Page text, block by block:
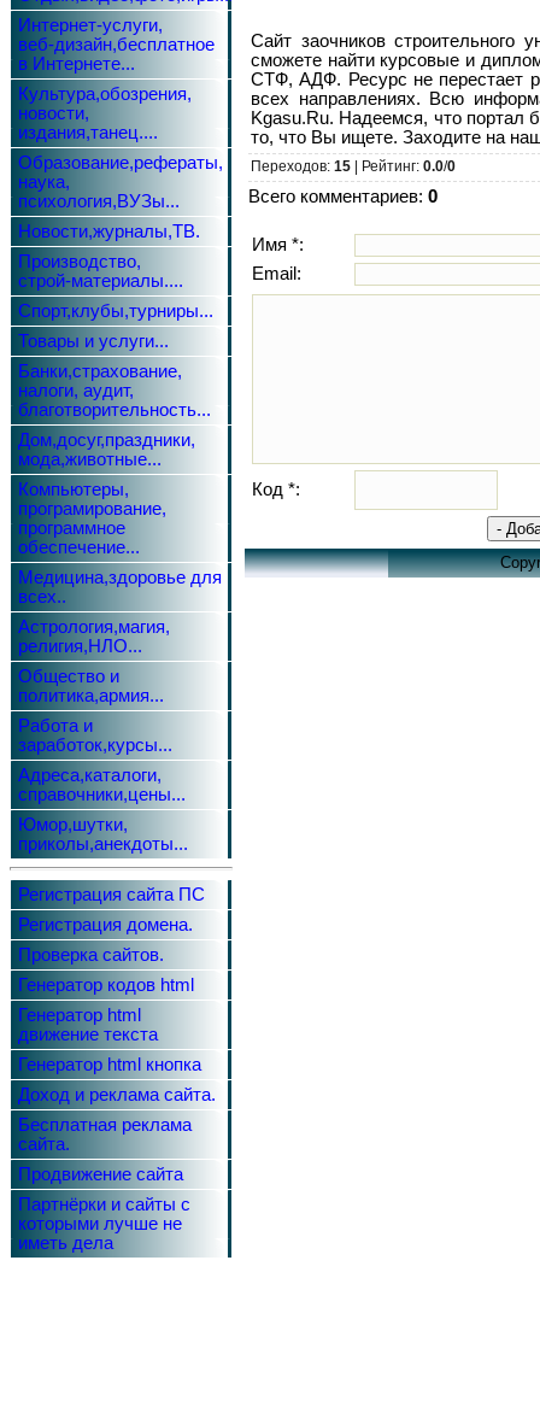
Интернет-услуги,
веб-дизайн,бесплатное
в Интернете...
Культура,обозрения,
новости,
издания,танец....
Образование,рефераты,
наука,
психология,ВУЗы...
Новости,журналы,ТВ.
Производство,
строй-материалы....
Спорт,клубы,турниры...
Товары и услуги...
Банки,страхование,
налоги, аудит,
благотворительность...
Дом,досуг,праздники,
мода,животные...
Компьютеры,
програмирование,
программное
обеспечение...
Медицина,здоровье для
всех..
Астрология,магия,
религия,НЛО...
Общество и
политика,армия...
Работа и
заработок,курсы...
Адреса,каталоги,
справочники,цены...
Юмор,шутки,
приколы,анекдоты...
Регистрация сайта ПС
Регистрация домена.
Проверка сайтов.
Генератор кодов html
Генератор html
движение текста
Генератор html кнопка
Доход и реклама сайта.
Бесплатная реклама
сайта.
Продвижение сайта
Партнёрки и сайты с
которыми лучше не
иметь дела
Сайт заочников строительного
сможете найти курсовые и
СТФ, АДФ. Ресурс не перестает
всех направлениях. Всю
Kgasu.Ru. Надеемся, что портал
то, что Вы ищете. Заходите на
Переходов: 15 | Рейтинг: 0.0/0
Всего комментариев: 0
Имя *:
Email:
Код *: